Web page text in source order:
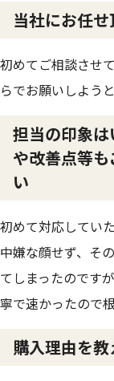
当社にお任
初めてご相談させ
らでお願いしよう
担当の印象
や改善点等
い
初めて対応してい
中嫌な顔せず、そ
てしまったのです
寧で速かったので
購入理由を